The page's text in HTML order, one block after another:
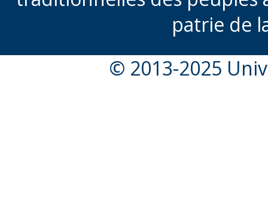
patrie de
© 2013-2025